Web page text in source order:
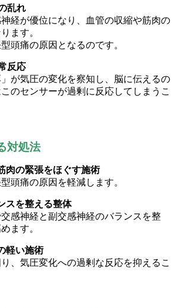
乱れ
経が優位になり、血管の収縮や筋肉の
ます。
頭痛の原因となるのです。
反応
が気圧の変化を察知し、脳に伝えるの
のセンサーが過剰に反応してしまうこ
対処法
肉の緊張をほぐす施術
頭痛の原因を軽減します。
スを整える整体
感神経と副交感神経のバランスを整
ます。
軽い施術
、気圧変化への過剰な反応を抑えるこ